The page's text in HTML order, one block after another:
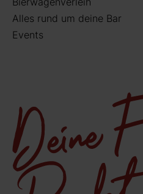
Alles rund um deine Bar
Events